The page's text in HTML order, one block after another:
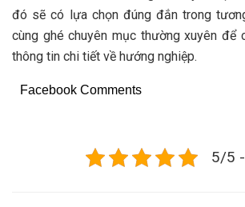
đó sẽ có lựa chọn đúng đắn trong
cùng ghé chuyên mục thường xuyên để
thông tin chi tiết về hướng nghiệp.
Facebook Comments
5/5